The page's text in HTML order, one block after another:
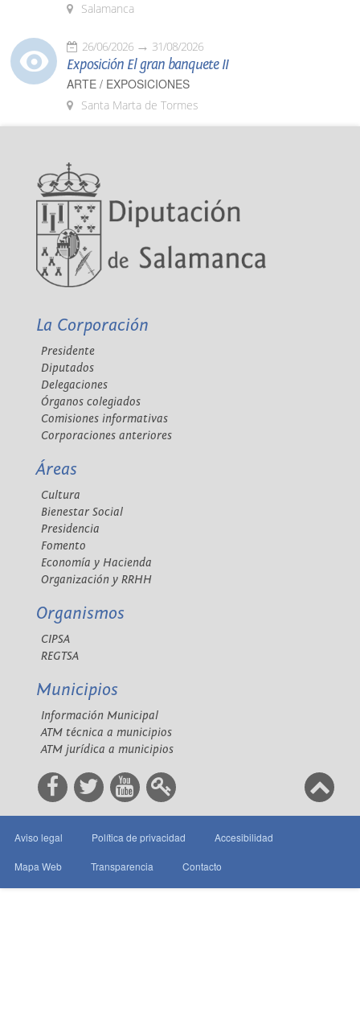
Salamanca
26/06/2026 31/08/2026
Exposición El gran banquete II
ARTE / EXPOSICIONES
Santa Marta de Tormes
La Corporación
Presidente
Diputados
Delegaciones
Órganos colegiados
Comisiones informativas
Corporaciones anteriores
Áreas
Cultura
Bienestar Social
Presidencia
Fomento
Economía y Hacienda
Organización y RRHH
Organismos
CIPSA
REGTSA
Municipios
Información Municipal
ATM técnica a municipios
ATM jurídica a municipios
Aviso legal Política de privacidad Accesibilidad
Mapa Web Transparencia Contacto